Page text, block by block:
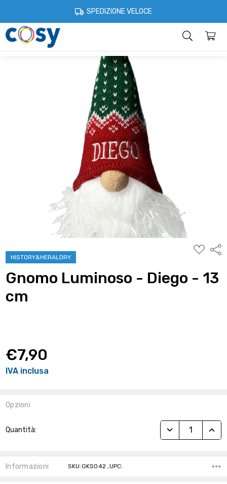
SPEDIZIONE VELOCE
Idee regalo Per il Natale Gnomi luminosi
HISTORY&HERALDRY
ALLA
Gnomo Luminoso - Diego - 13
cm
€7,90
IVA inclusa
Opzioni
Attuale:
Quantità: RIDUCI
Informazioni SKU:GKS042 ,UPC:
Account Contatti Informazioni